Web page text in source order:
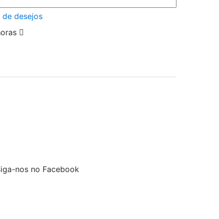
desejos
nos no Facebook